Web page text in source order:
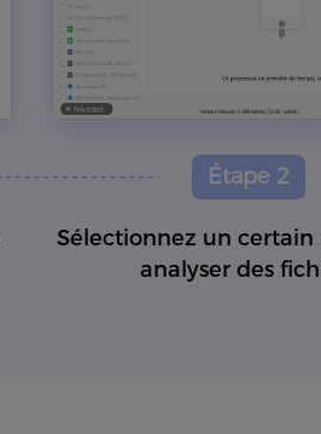
Étape 2
Sélectionnez un
analyser des